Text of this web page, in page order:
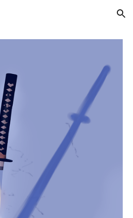
Skip to navigation